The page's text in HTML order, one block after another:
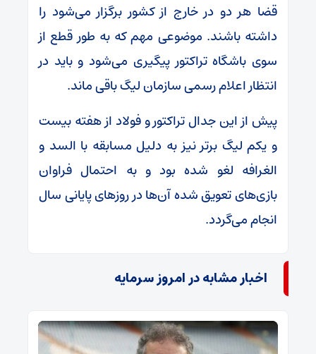
قضا هر دو در خارج از کشور برگزار می‌شود را
داشته باشند. موضوعی مهم که به طور قطع از
سوی باشگاه تراکتور پیگیری می‌شود و باید در
انتظار اعلام رسمی سازمان لیگ باقی ماند.
پیش از این جدال تراکتور و فولاد از هفته بیست
و یکم لیگ برتر نیز به دلیل مسابقه با السد و
الغرافه لغو شده بود و به احتمال فراوان
بازی‌های تعویق شده آن‌ها در روزهای پایانی سال
انجام می‌گردد.
اخبار مشابه در امروز سرمایه